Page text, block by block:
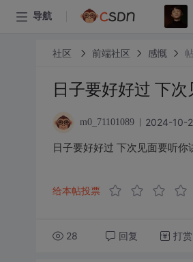
导航
社区 前端社区 感慨
日子要好好过 下
m0_71101089 2024-10-
日子要好好过 下次见面要听你
给本帖投票
28 回复 打赏